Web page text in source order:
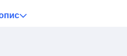
EASY CLEAN допомагає